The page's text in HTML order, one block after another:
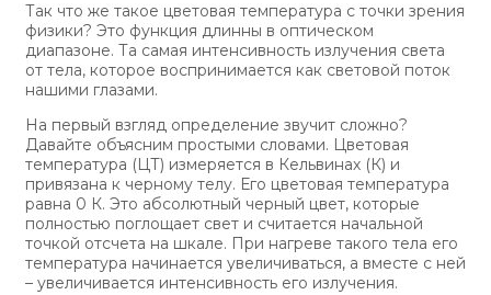
Так что же такое цветовая температура с точки зрения
физики? Это функция длинны в оптическом
диапазоне. Та самая интенсивность излучения света
от тела, которое воспринимается как световой поток
нашими глазами.
На первый взгляд определение звучит сложно?
Давайте объясним простыми словами. Цветовая
температура (ЦТ) измеряется в Кельвинах (К) и
привязана к черному телу. Его цветовая температура
равна 0 К. Это абсолютный черный цвет, которые
полностью поглощает свет и считается начальной
точкой отсчета на шкале. При нагреве такого тела его
температура начинается увеличиваться, а вместе с ней
– увеличивается интенсивность его излучения.